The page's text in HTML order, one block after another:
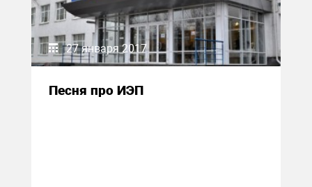
27 января 2017
Песня про ИЭП